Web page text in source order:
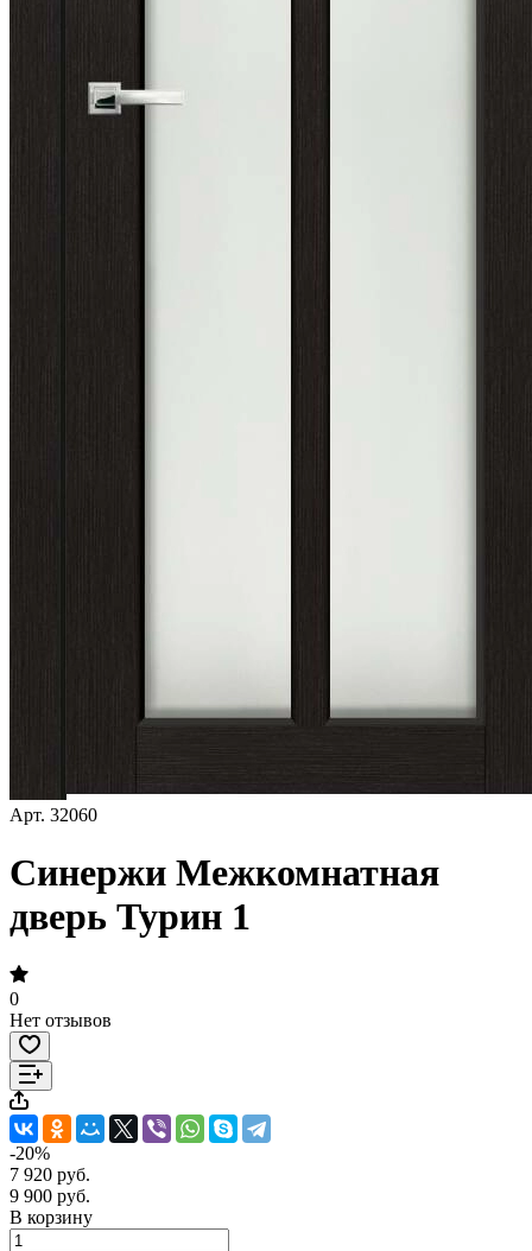
Арт. 32060
Синержи Межкомнатная
дверь Турин 1
0
Нет отзывов
-20%
7 920 руб.
9 900 руб.
В корзину